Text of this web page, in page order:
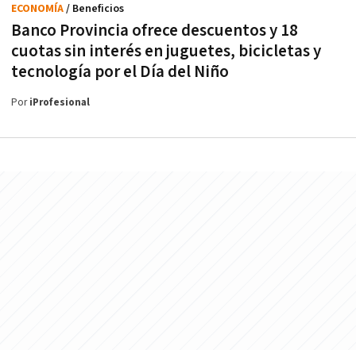
Banco Provincia ofrece descuentos y 18
cuotas sin interés en juguetes, bicicletas y
tecnología por el Día del Niño
ECONOMÍA/ Beneficios
PoriProfesional